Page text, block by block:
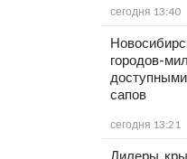
сегодня 13:40
городов-
сапов
сегодня 13:21